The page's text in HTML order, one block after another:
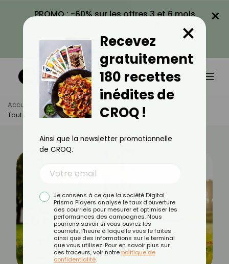
PROMO : -60% sur les offres 3 et 6 mois
VOIR LA PROMO
×
Accueil Actus
Quotidien
Tout Ce Qu’il Y A À Faire Dans Votre Jardin En Novembre
Recevez
gratuitement
180 recettes
inédites de
CROQ !
×
Ainsi que la newsletter promotionnelle
de CROQ.
Je consens à ce que la société Digital
Prisma Players analyse le taux d'ouverture
des courriels pour mesurer et optimiser les
performances des campagnes. Nous
pourrons savoir si vous ouvrez les
courriels, l'heure à laquelle vous le faites
ainsi que des informations sur le terminal
que vous utilisez. Pour en savoir plus sur
ces traceurs, voir notre politique de
confidentialité.